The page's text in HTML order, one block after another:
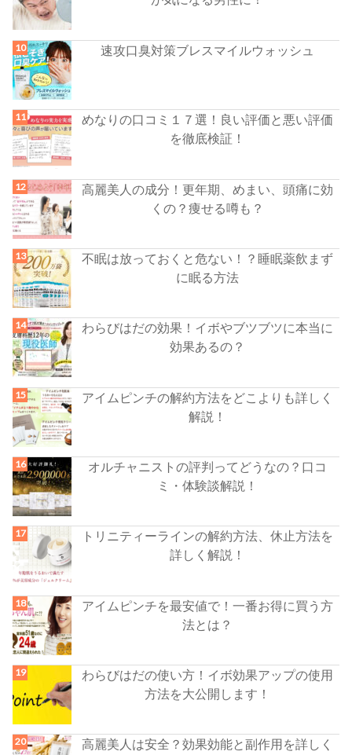
速攻口臭対策ブレスマイルウォッシュ
めなりの口コミ１７選！良い評価と悪い評価
を徹底検証！
高麗美人の成分！更年期、めまい、頭痛に効
くの？痩せる噂も？
不眠は放っておくと危ない！？睡眠薬飲まず
に眠る方法
わらびはだの効果！イボやブツブツに本当に
効果あるの？
アイムピンチの解約方法をどこよりも詳しく
解説！
オルチャニストの評判ってどうなの？口コ
ミ・体験談解説！
トリニティーラインの解約方法、休止方法を
詳しく解説！
アイムピンチを最安値で！一番お得に買う方
法とは？
わらびはだの使い方！イボ効果アップの使用
方法を大公開します！
高麗美人は安全？効果効能と副作用を詳しく